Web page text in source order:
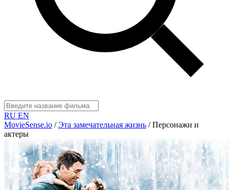
RU EN
MovieSense.io / Эта замечательная жизнь / Персонажи и
актеры